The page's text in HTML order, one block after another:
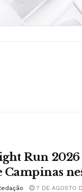
Run
Campinas
7 DE AGOSTO